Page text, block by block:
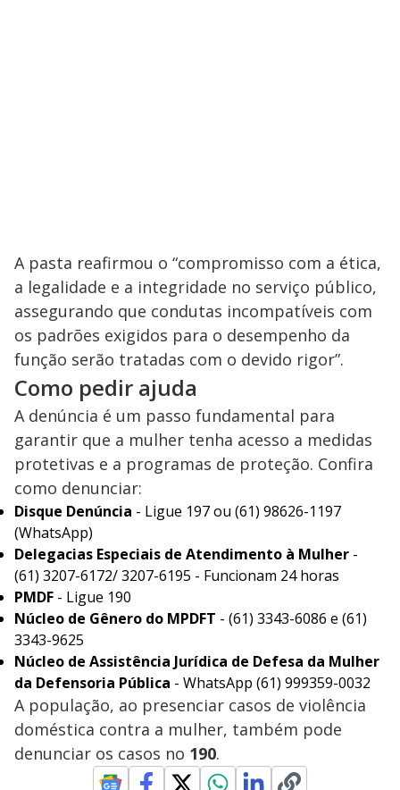
A pasta reafirmou o “compromisso com a ética,
a legalidade e a integridade no serviço público,
assegurando que condutas incompatíveis com
os padrões exigidos para o desempenho da
função serão tratadas com o devido rigor”.
Como pedir ajuda
A denúncia é um passo fundamental para
garantir que a mulher tenha acesso a medidas
protetivas e a programas de proteção. Confira
como denunciar:
Disque Denúncia - Ligue 197 ou (61) 98626-1197
(WhatsApp)
Delegacias Especiais de Atendimento à Mulher -
(61) 3207-6172/ 3207-6195 - Funcionam 24 horas
PMDF - Ligue 190
Núcleo de Gênero do MPDFT - (61) 3343-6086 e (61)
3343-9625
Núcleo de Assistência Jurídica de Defesa da Mulher
da Defensoria Pública - WhatsApp (61) 999359-0032
A população, ao presenciar casos de violência
doméstica contra a mulher, também pode
denunciar os casos no 190.